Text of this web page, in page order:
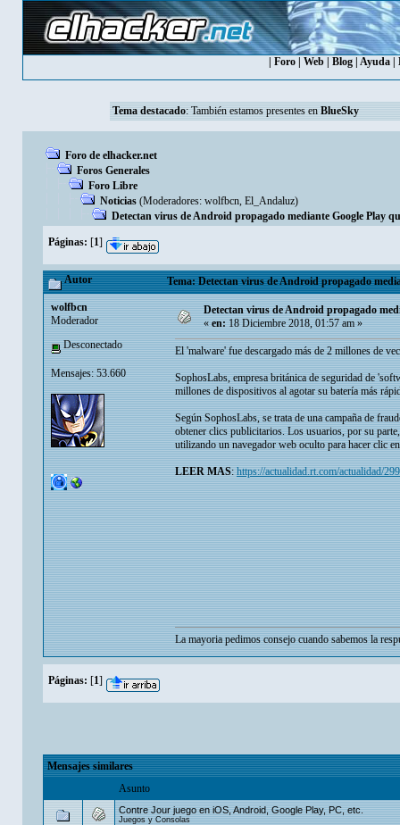
Foro Web Blog Ayuda
Tema destacado: También estamos presentes en BlueSky
Foro de elhacker.net
Foros Generales
Foro Libre
Noticias (Moderadores: wolfbcn, El_Andaluz)
Detectan virus de Android propagado mediante Google Play
Páginas: [1]
Autor Tema: Detectan virus de Android propagado
wolfbcn
Moderador
Desconectado
Mensajes: 53.660
Detectan virus de Android propagado
«en:18 Diciembre 2018, 01:57 am »
El 'malware' fue descargado más de 2 millones de
SophosLabs, empresa británica de seguridad de
millones de dispositivos al agotar su batería más
Según SophosLabs, se trata de una campaña de
obtener clics publicitarios. Los usuarios, por su
utilizando un navegador web oculto para hacer clic
LEER MAS:https://actualidad.rt.com/actualidad/
La mayoria pedimos consejo cuando sabemos la
Páginas: [1]
Mensajes similares
Asunto
Contre Jour juego en iOS, Android, Google Play, PC, etc.
Juegos y Consolas